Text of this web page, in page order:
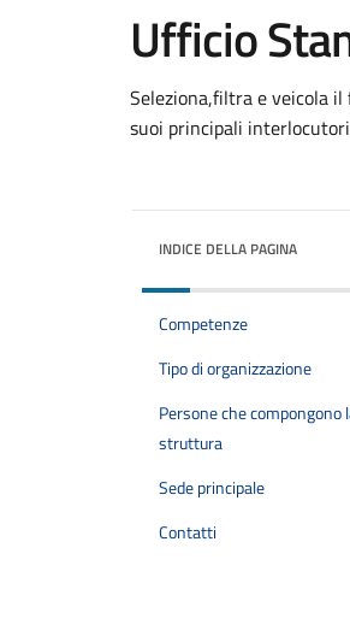
Ufficio
Seleziona,filtra e veicola
suoi principali
INDICE DELLA PAGINA
Competenze
Tipo di organizzazione
Persone che compongono
struttura
Sede principale
Contatti